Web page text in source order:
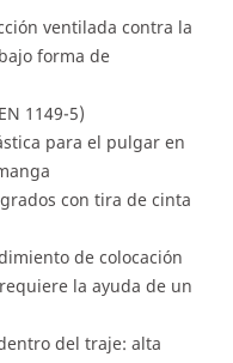
ventilada contra la
forma de
1149-5)
para el pulgar en
con tira de cinta
de colocación
la ayuda de un
del traje: alta